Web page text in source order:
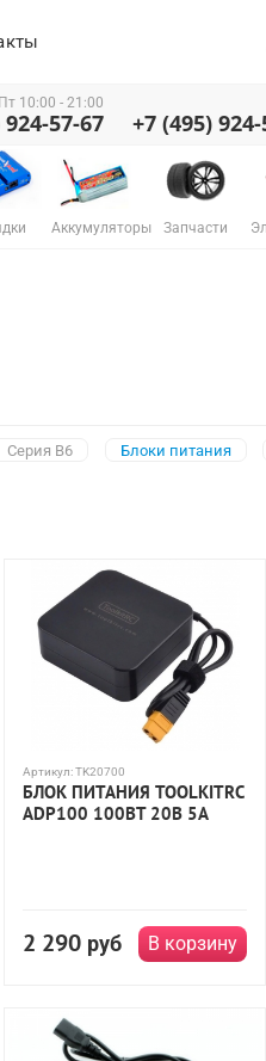
10:00 - 21:00
57-67 +7 (495)
Аккумуляторы Запчасти
Серия B6 Блоки питания
Артикул:TK20700
БЛОК ПИТАНИЯ TOOLKITRC
ADP100 100ВТ 20В 5А
2 290 руб В корзину